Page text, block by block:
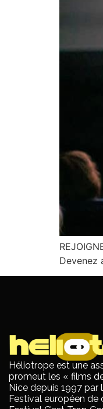
Devenez
Héliotrope est une
promeut les « films
Nice depuis 1997 par
Festival européen